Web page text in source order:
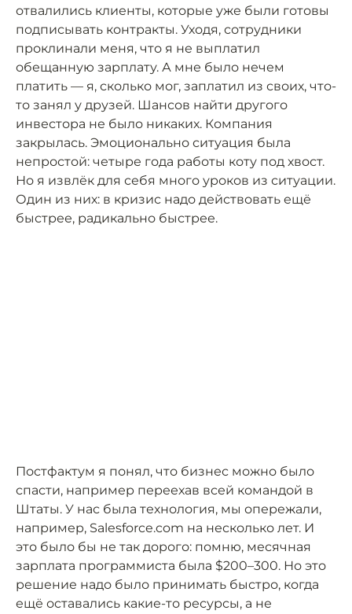
отвалились клиенты, которые уже были готовы
подписывать контракты. Уходя, сотрудники
проклинали меня, что я не выплатил
обещанную зарплату. А мне было нечем
платить — я, сколько мог, заплатил из своих, что-
то занял у друзей. Шансов найти другого
инвестора не было никаких. Компания
закрылась. Эмоционально ситуация была
непростой: четыре года работы коту под хвост.
Но я извлёк для себя много уроков из ситуации.
Один из них: в кризис надо действовать ещё
быстрее, радикально быстрее.
Постфактум я понял, что бизнес можно было
спасти, например переехав всей командой в
Штаты. У нас была технология, мы опережали,
например, Salesforce.com на несколько лет. И
это было бы не так дорого: помню, месячная
зарплата программиста была $200–300. Но это
решение надо было принимать быстро, когда
ещё оставались какие-то ресурсы, а не